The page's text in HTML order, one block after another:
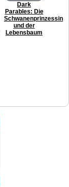
Dark
Parables: Die
Schwanenprinzessin
und der
Lebensbaum